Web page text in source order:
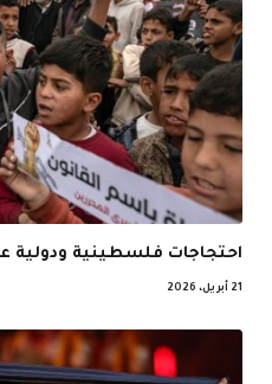
احتجاجات فلسطينية ودولية
21 أبريل، 2026